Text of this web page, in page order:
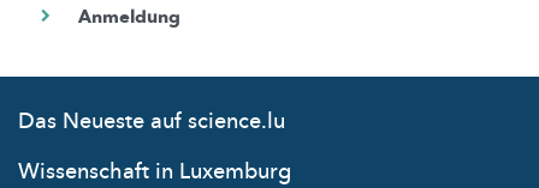
Das Neueste auf science.lu
Wissenschaft in Luxemburg